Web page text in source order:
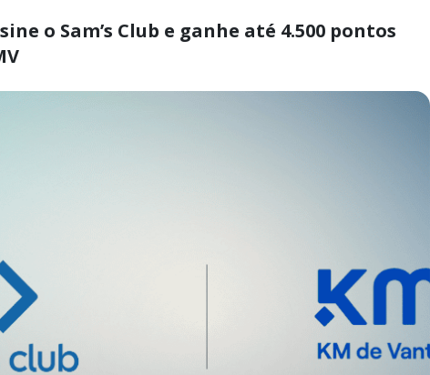
o Sam’s Club e ganhe até 4.500 pontos